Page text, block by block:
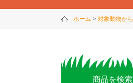
ホーム 対象動物か
商品を検